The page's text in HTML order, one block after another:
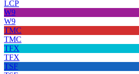
LCP
W9
W9
TMC
TMC
TFX
TFX
TSF